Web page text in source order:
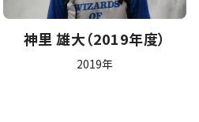
神里 雄大（2019年度）
2019年